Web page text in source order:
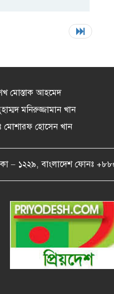
মোস্তাক আহমেদ
মনিরুজ্জামান খান
মোশারফ হোসেন খান
– ১২২৯, বাংলাদেশ ফোনঃ